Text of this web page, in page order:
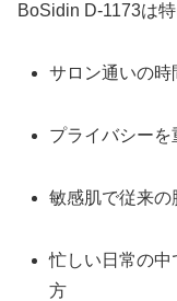
BoSidin D-1173は
サロン通いの
プライバシー
敏感肌で従来
忙しい日常の
方